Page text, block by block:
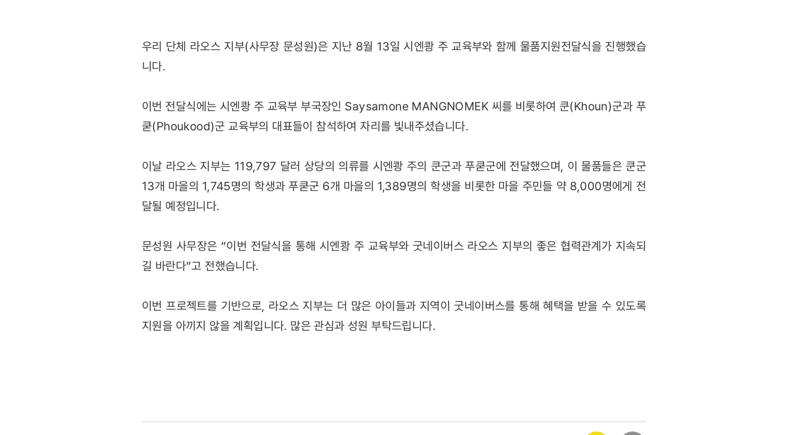
우리 단체 라오스 지부(사무장 문성원)은 지난 8월 13일 시엔쾅 주 교육부와 함께 물품지원전달식을 진행했습
니다.
이번 전달식에는 시엔쾅 주 교육부 부국장인 Saysamone MANGNOMEK 씨를 비롯하여 쿤(Khoun)군과 푸
쿧(Phoukood)군 교육부의 대표들이 참석하여 자리를 빛내주셨습니다.
이날 라오스 지부는 119,797 달러 상당의 의류를 시엔쾅 주의 쿤군과 푸쿧군에 전달했으며, 이 물품들은 쿤군
13개 마을의 1,745명의 학생과 푸쿧군 6개 마을의 1,389명의 학생을 비롯한 마을 주민들 약 8,000명에게 전
달될 예정입니다.
문성원 사무장은 “이번 전달식을 통해 시엔쾅 주 교육부와 굿네이버스 라오스 지부의 좋은 협력관계가 지속되
길 바란다”고 전했습니다.
이번 프로젝트를 기반으로, 라오스 지부는 더 많은 아이들과 지역이 굿네이버스를 통해 혜택을 받을 수 있도록
지원을 아끼지 않을 계획입니다. 많은 관심과 성원 부탁드립니다.